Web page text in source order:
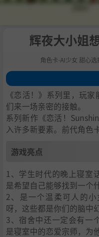
辉夜大小姐
角色卡-AI少女 甜心选
1.游戏亮点
2.人物卡一览
3.恋活sunshine角色卡MOD安装
4.下载地址
《恋活！》系列里，玩
们来一场亲密的接触。
系列新作《恋活！
入许多新要素。前代角色
游戏亮点
1、学生时代的晚上寝室
是希望自己能够找到一个
2、是一个温柔可人的
呀，这些都是你们的脑中
3、宿舍中还一定会有一
是寝室中的恋爱宗师，为